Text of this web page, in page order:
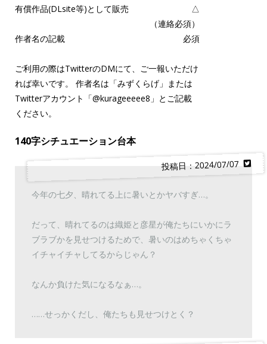
有償作品(DLsite等)として販売
△
（連絡必須）
作者名の記載
必須
ご利用の際はTwitterのDMにて、ご一報いただけ
れば幸いです。 作者名は「みずくらげ」または
Twitterアカウント「@kurageeeee8 」とご記載
ください。
140字シチュエーション台本
投稿日：2024/07/07
今年の七夕、晴れてる上に暑いとかヤバすぎ…。
だって、晴れてるのは織姫と彦星が俺たちにいかにラ
ブラブかを見せつけるためで、暑いのはめちゃくちゃ
イチャイチャしてるからじゃん？
なんか負けた気になるなぁ…。
……せっかくだし、俺たちも見せつけとく？